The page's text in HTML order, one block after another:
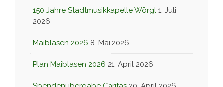
150 Jahre Stadtmusikkapelle Wörgl 1. Juli
2026
Maiblasen 2026 8. Mai 2026
Plan Maiblasen 2026 21. April 2026